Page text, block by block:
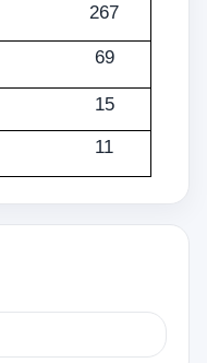
267
69
15
11